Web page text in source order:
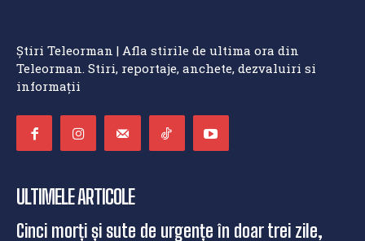
Știri Teleorman | Afla stirile de ultima ora din
Teleorman. Stiri, reportaje, anchete, dezvaluiri si
informații
ULTIMELE ARTICOLE
Cinci morți și sute de urgențe în doar trei zile,